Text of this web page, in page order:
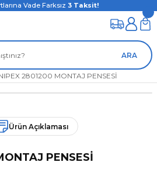
Vade Farksız 3 Taksit!
ARA
2801200 MONTAJ PENSESİ
Ürün Açıklaması
PENSESİ